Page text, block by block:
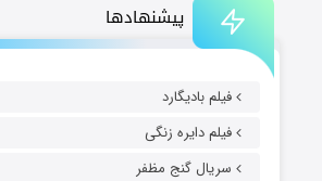
پیشنهادها
فیلم بادیگارد
فیلم دایره زنگی
سریال گنج مظفر